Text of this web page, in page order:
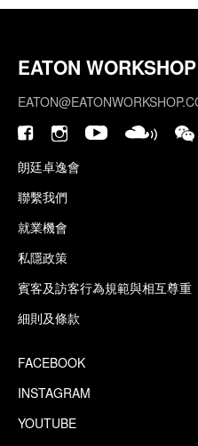
EATON WORKSHOP
朗廷卓逸會
聯繫我們
就業機會
私隱政策
賓客及訪客行為規範與相互尊重
細則及條款
FACEBOOK
INSTAGRAM
YOUTUBE